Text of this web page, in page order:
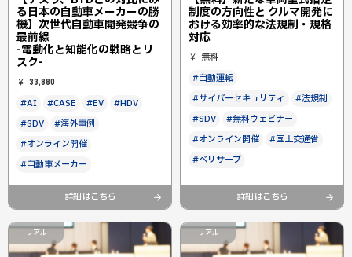
る日本の自動車メーカーの勝
機】次世代自動車開発競争の
最前線
-電動化と知能化の戦略とリ
スク-
33,880
#AI #CASE #EV
#HDV
#SDV
#海外事例
#オンライン開催
#自動車メーカー
詳細はこちら
制度の方向性と クルマ開発に
おける効率的な法規制・規格
対応
無料
#自動運転
#サイバーセキュリティ
#法規制
#SDV
#無料ウェビナー
#オンライン開催
#国土交通省
#ベリサーブ
詳細はこちら
リアル リアル